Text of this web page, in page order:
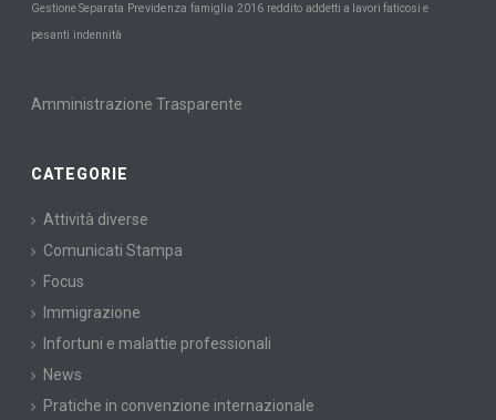
Gestione Separata Previdenza famiglia 2016 reddito addetti a lavori faticosi e
pesanti indennità
Amministrazione Trasparente
CATEGORIE
Attività diverse
Comunicati Stampa
Focus
Immigrazione
Infortuni e malattie professionali
News
Pratiche in convenzione internazionale